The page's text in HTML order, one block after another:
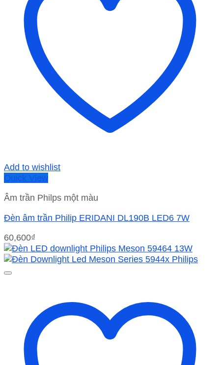
Add to wishlist
Quick View
Âm trần Philps một màu
Đèn âm trần Philip ERIDANI DL190B LED6 7W
60,600₫